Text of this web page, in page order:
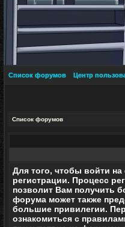
Список форумов Центр
Список форумов
Для того, чтобы войти
регистрации. Процесс
позволит Вам получить
форума может также
большие привилегии.
ознакомиться с